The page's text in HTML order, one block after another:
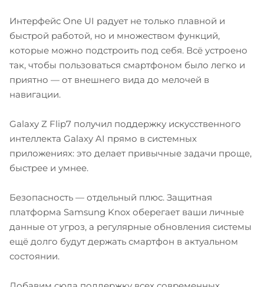
Интерфейс One UI радует не только плавной и
быстрой работой, но и множеством функций,
которые можно подстроить под себя. Всё устроено
так, чтобы пользоваться смартфоном было легко и
приятно — от внешнего вида до мелочей в
навигации.
Galaxy Z Flip7 получил поддержку искусственного
интеллекта Galaxy AI прямо в системных
приложениях: это делает привычные задачи проще,
быстрее и умнее.
Безопасность — отдельный плюс. Защитная
платформа Samsung Knox оберегает ваши личные
данные от угроз, а регулярные обновления системы
ещё долго будут держать смартфон в актуальном
состоянии.